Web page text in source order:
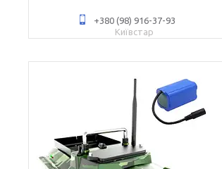
+380 (98) 916-37-93
Київстар